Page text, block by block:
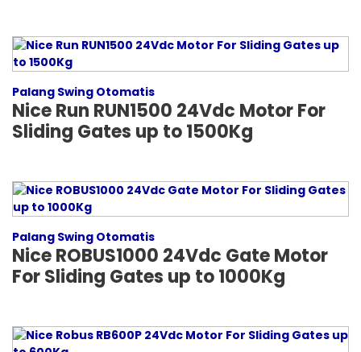
Palang Swing Otomatis
Nice Run RUN1500 24Vdc Motor For
Sliding Gates up to 1500Kg
Palang Swing Otomatis
Nice ROBUS1000 24Vdc Gate Motor
For Sliding Gates up to 1000Kg